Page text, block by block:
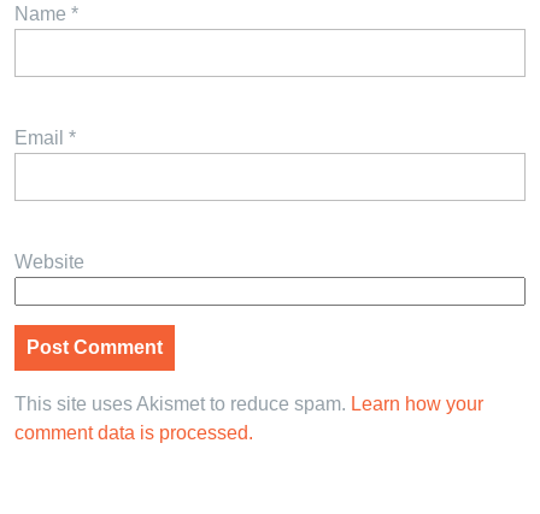
Name *
Email *
Website
This site uses Akismet to reduce spam. Learn how your
comment data is processed.